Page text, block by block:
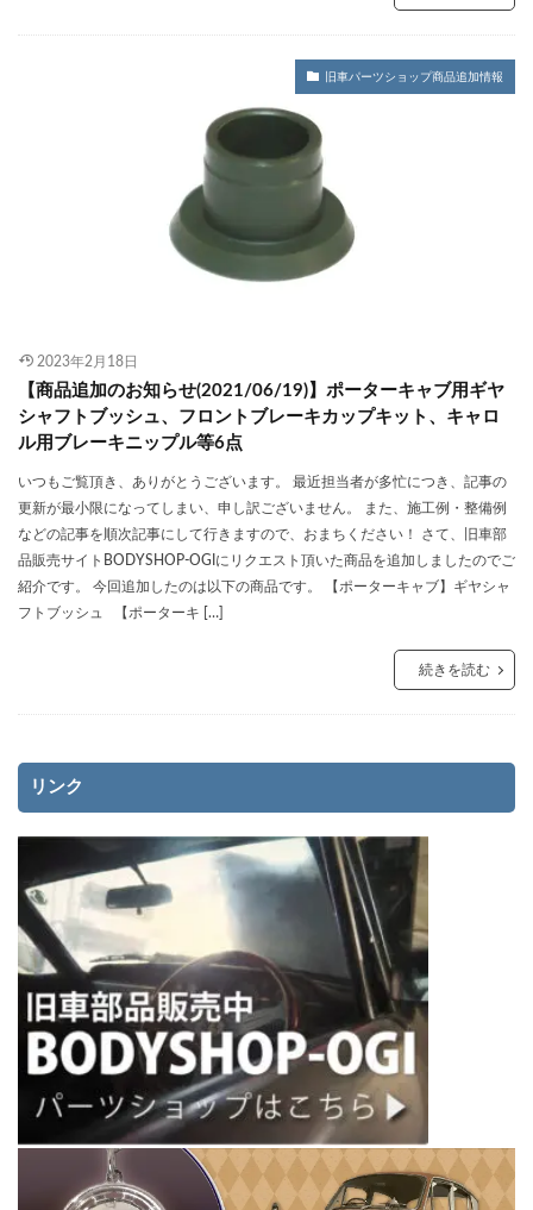
旧車パーツショップ商品追加情報
2023年2月18日
【商品追加のお知らせ(2021/06/19)】ポーターキャブ用ギヤ
シャフトブッシュ、フロントブレーキカップキット、キャロ
ル用ブレーキニップル等6点
いつもご覧頂き、ありがとうございます。 最近担当者が多忙につき、記事の
更新が最小限になってしまい、申し訳ございません。 また、施工例・整備例
などの記事を順次記事にして行きますので、おまちください！ さて、旧車部
品販売サイトBODYSHOP-OGIにリクエスト頂いた商品を追加しましたのでご
紹介です。 今回追加したのは以下の商品です。 【ポーターキャブ】ギヤシャ
フトブッシュ 【ポーターキ […]
続きを読む
リンク